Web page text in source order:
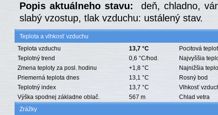
Popis aktuálneho stavu:
deň, chladno,
slabý vzostup, tlak vzduchu: ustálený stav.
Teplota a vlhkosť vzduchu
Teplota vzduchu
13,7 °C
Pocitová
Teplotný trend
0,6 °C/hod.
Najvyššia
Zmena teploty za posl. hodinu
+1,8 °C
Najnižšia
Priemerná teplota dnes
13,1 °C
Rosný bod
Teplotný index
13,7 °C
Vlhkosť
Výška spodnej základne oblač.
567 m
Chlad vetra
Zrážky